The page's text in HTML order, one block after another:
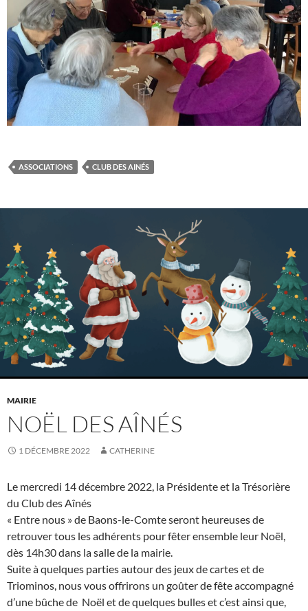
ASSOCIATIONS CLUB DES AINÉS
MAIRIE
NOËL DES AÎNÉS
1 DÉCEMBRE 2022 CATHERINE
Le mercredi 14 décembre 2022, la Présidente et la Trésorière
du Club des Aînés
« Entre nous » de Baons-le-Comte seront heureuses de
retrouver tous les adhérents pour fêter ensemble leur Noël,
dès 14h30 dans la salle de la mairie.
Suite à quelques parties autour des jeux de cartes et de
Triominos, nous vous offrirons un goûter de fête accompagné
d’une bûche de Noël et de quelques bulles et c’est ainsi que,